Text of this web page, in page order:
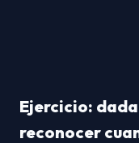
Ejercicio:
reconocer